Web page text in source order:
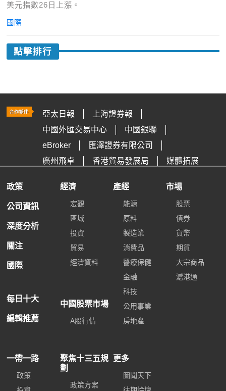
美元指數26日上漲。
國際
點擊排行
亞太日報
上海證券報
中國外匯交易中心
中國銀聯
eBroker
匯澤證券有限公司
廣州飛卓
香港貿易發展局 媒體拓展
政策
公司資訊
深度分析
關注
國際
每日十大
編輯推薦
經濟
宏觀
區域
投資
貿易
經濟資料
中國股票市場
A股行情
產經
能源
原料
製造業
消費品
醫療保健
金融
科技
公用事業
房地產
市場
股票
債券
貨幣
期貨
大宗商品
滬港通
一帶一路
政策
聚焦十三五規
劃
政策方案
更多
圖聞天下